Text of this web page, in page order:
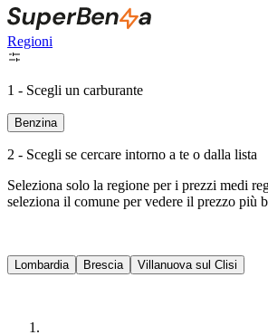
Regioni
1 - Scegli un carburante
Benzina
2 - Scegli se cercare intorno a te o dalla lista
Seleziona solo la regione per i prezzi medi
seleziona il comune per vedere il prezzo più
Lombardia Brescia Villanuova sul Clisi